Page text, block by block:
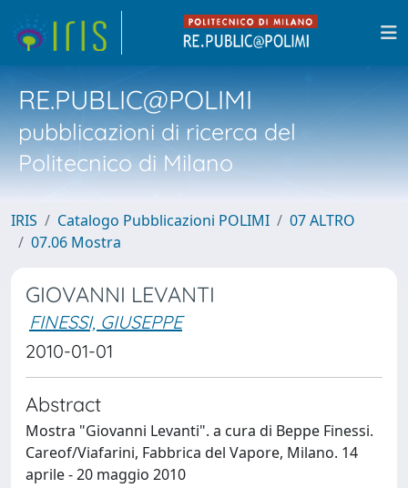
RE.PUBLIC@POLIMI
pubblicazioni di ricerca del
Politecnico di Milano
IRIS Catalogo Pubblicazioni POLIMI
07 ALTRO
07.06 Mostra
GIOVANNI LEVANTI
FINESSI, GIUSEPPE
2010-01-01
Abstract
Mostra "Giovanni Levanti". a cura di Beppe Finessi.
Careof/Viafarini, Fabbrica del Vapore, Milano. 14
aprile - 20 maggio 2010